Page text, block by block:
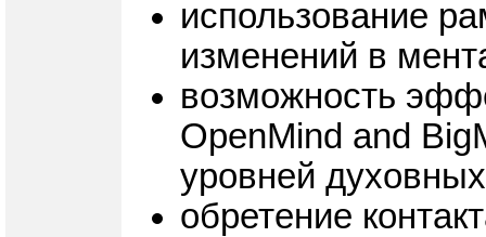
использование
изменений в
возможность
OpenMind and
уровней
обретение